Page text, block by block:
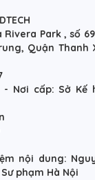
Rivera Park , số
Quận Thanh
- Nơi cấp: Sở
nội dung:
phạm Hà Nội